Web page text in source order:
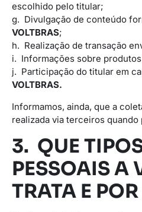
escolhido pelo titular;
g. Divulgação de conteúdo
VOLTBRAS;
h. Realização de transação
i. Informações sobre
j. Participação do titular em
VOLTBRAS.
Informamos, ainda, que a
realizada via terceiros
3. QUE
PESSOAIS A
TRATA E